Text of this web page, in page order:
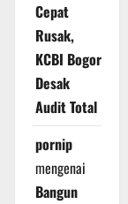
Cepat
Rusak,
KCBI Bogor
Desak
Audit Total
pornip
mengenai
Bangun